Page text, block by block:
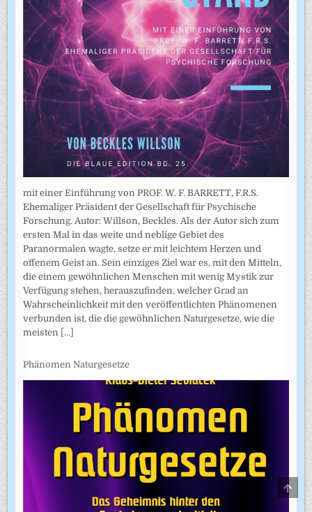
mit einer Einführung von PROF. W. F. BARRETT, F.R.S.
Ehemaliger Präsident der Gesellschaft für Psychische
Forschung. Autor: Willson, Beckles. Als der Autor sich zum
ersten Mal in das weite und neblige Gebiet des
Paranormalen wagte, setze er mit leichtem Herzen und
offenem Geist an. Sein einziges Ziel war es, mit den Mitteln,
die einem gewöhnlichen Menschen mit wenig Mystik zur
Verfügung stehen, herauszufinden, welcher Grad an
Wahrscheinlichkeit mit den veröffentlichten Phänomenen
verbunden ist, die die gewöhnlichen Naturgesetze, wie die
meisten [...]
Phänomen Naturgesetze
TO
TOP